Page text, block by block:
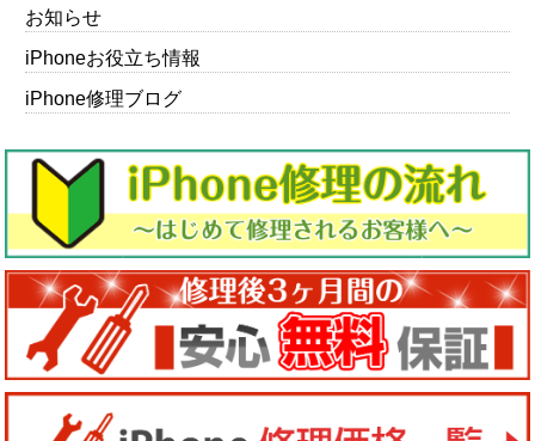
お知らせ
iPhoneお役立ち情報
iPhone修理ブログ